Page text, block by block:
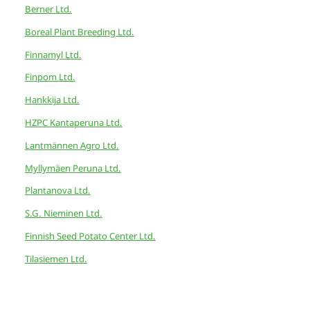
Berner Ltd.
Boreal Plant Breeding Ltd.
Finnamyl Ltd.
Finpom Ltd.
Hankkija Ltd.
HZPC Kantaperuna Ltd.
Lantmännen Agro Ltd.
Myllymäen Peruna Ltd.
Plantanova Ltd.
S.G. Nieminen Ltd.
Finnish Seed Potato Center Ltd.
Tilasiemen Ltd.